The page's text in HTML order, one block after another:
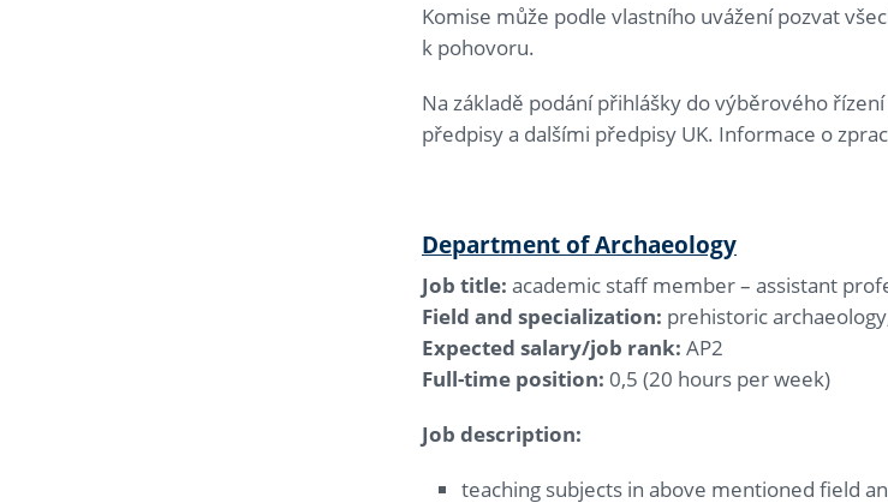
Komise může podle vlastního uvážení pozvat
k pohovoru.
Na základě podání přihlášky do výběrového
předpisy a dalšími předpisy UK. Informace o
Department of Archaeology
Job title: academic staff member – assistant
Field and specialization: prehistoric
Expected salary/job rank: AP2
Full-time position: 0,5 (20 hours per week)
Job description:
teaching subjects in above mentioned field